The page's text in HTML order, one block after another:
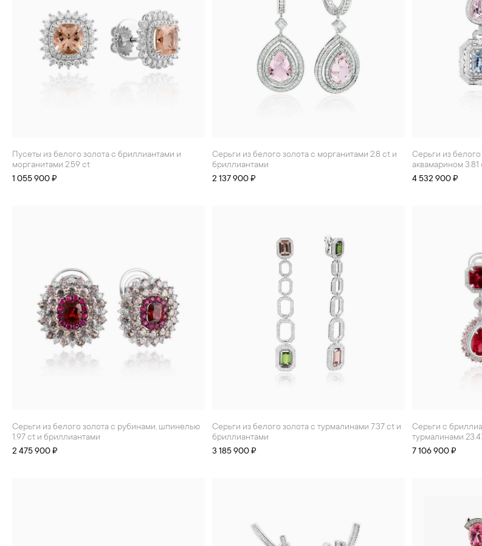
Пусеты из белого золота с бриллиантами и
морганитами 2.59 ct
1 055 900 ₽
Серьги из белого золота с морганитами 2.8 ct и
бриллиантами
2 137 900 ₽
Серьги из белого золота с бриллиантами,
аквамарином
4 532 900 ₽
Серьги из белого золота с рубинами, шпинелью
1.97 ct и бриллиантами
2 475 900 ₽
Серьги из белого золота с турмалинами 7.37 ct и
бриллиантами
3 185 900 ₽
Серьги с бриллиантами, шпинелью и
турмалинами
7 106 900 ₽